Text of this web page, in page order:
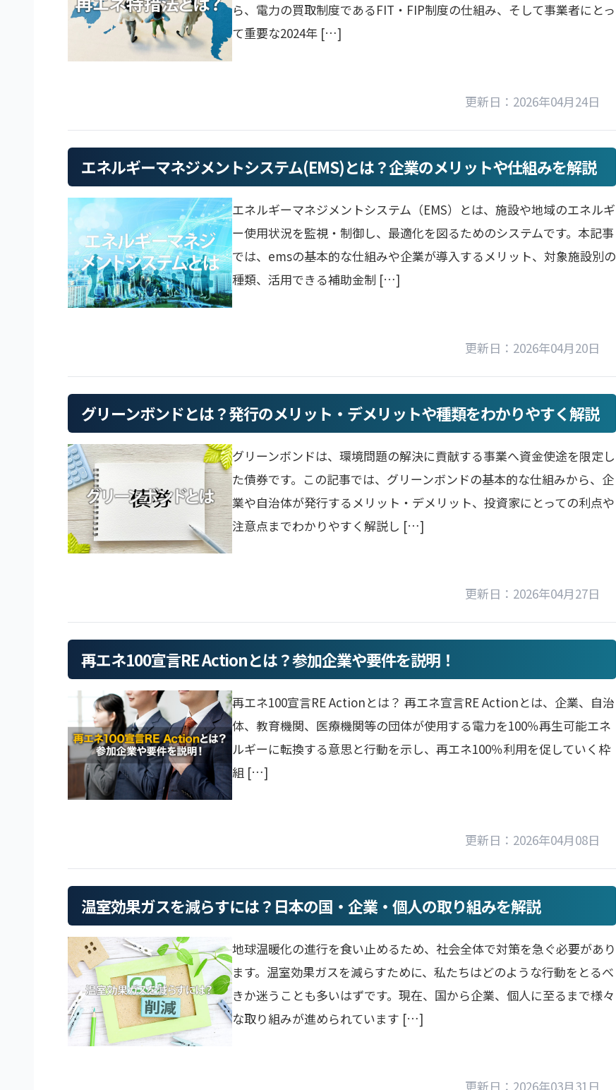
ら、電力の買取制度であるFIT・FIP制度の仕組み、そして事業者にとっ
て重要な2024年 […]
更新日：2026年04月24日
エネルギーマネジメントシステム(EMS)とは？企業のメリットや仕組みを解説
エネルギーマネジメントシステム（EMS）とは、施設や地域のエネルギ
ー使用状況を監視・制御し、最適化を図るためのシステムです。本記事
では、emsの基本的な仕組みや企業が導入するメリット、対象施設別の
種類、活用できる補助金制 […]
更新日：2026年04月20日
グリーンボンドとは？発行のメリット・デメリットや種類をわかりやすく解説
グリーンボンドは、環境問題の解決に貢献する事業へ資金使途を限定し
た債券です。この記事では、グリーンボンドの基本的な仕組みから、企
業や自治体が発行するメリット・デメリット、投資家にとっての利点や
注意点までわかりやすく解説し […]
更新日：2026年04月27日
再エネ100宣言RE Actionとは？参加企業や要件を説明！
再エネ100宣言RE Actionとは？ 再エネ宣言RE Actionとは、企業、自治
体、教育機関、医療機関等の団体が使用する電力を100％再生可能エネ
ルギーに転換する意思と行動を示し、再エネ100％利用を促していく枠
組 […]
更新日：2026年04月08日
温室効果ガスを減らすには？日本の国・企業・個人の取り組みを解説
地球温暖化の進行を食い止めるため、社会全体で対策を急ぐ必要があり
ます。温室効果ガスを減らすために、私たちはどのような行動をとるべ
きか迷うことも多いはずです。現在、国から企業、個人に至るまで様々
な取り組みが進められています […]
更新日：2026年03月31日